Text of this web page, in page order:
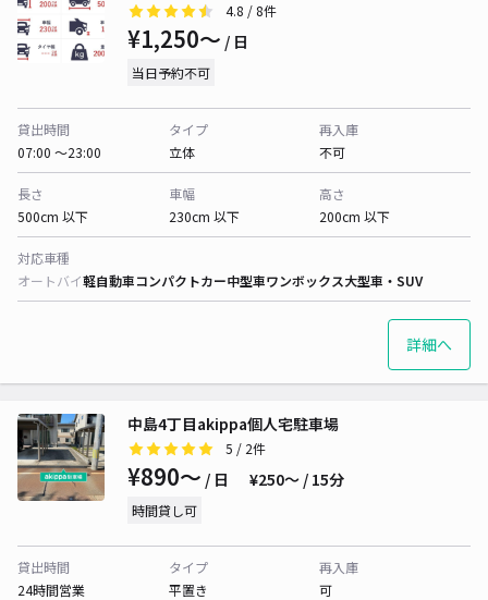
4.8 / 8件
¥1,250〜 / 日
当日予約不可
貸出時間
07:00 〜23:00
タイプ
立体
再入庫
不可
長さ
500cm 以下
車幅
230cm 以下
高さ
200cm 以下
対応車種
オートバイ軽自動車コンパクトカー中型車ワンボックス大型車・SUV
詳細へ
中島4丁目akippa個人宅駐車場
5 / 2件
¥890〜 / 日 ¥250〜 / 15分
時間貸し可
貸出時間
24時間営業
タイプ
平置き
再入庫
可